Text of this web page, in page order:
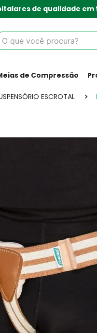
de qualidade em
que você procura?
de Compressão
ESCROTAL